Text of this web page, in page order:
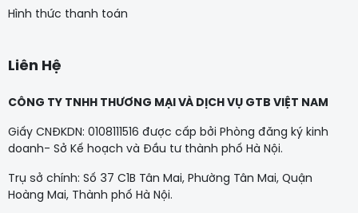
Hình thức thanh toán
Liên Hệ
CÔNG TY TNHH THƯƠNG MẠI VÀ DỊCH VỤ GTB VIỆT NAM
Giấy CNĐKDN: 0108111516 được cấp bởi Phòng đăng ký kinh
doanh- Sở Kế hoạch và Đầu tư thành phố Hà Nội.
Trụ sở chính: Số 37 C1B Tân Mai, Phường Tân Mai, Quận
Hoàng Mai, Thành phố Hà Nội.